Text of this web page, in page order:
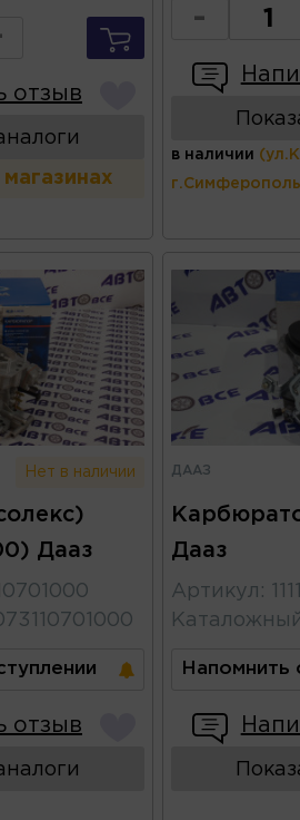
отзыв
-
в наличии
Нет в наличии
Дааз
отзыв
ДААЗ
Дааз
Артикул :
Напомнить